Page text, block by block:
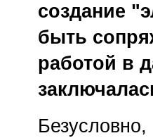
создание
быть
работой в